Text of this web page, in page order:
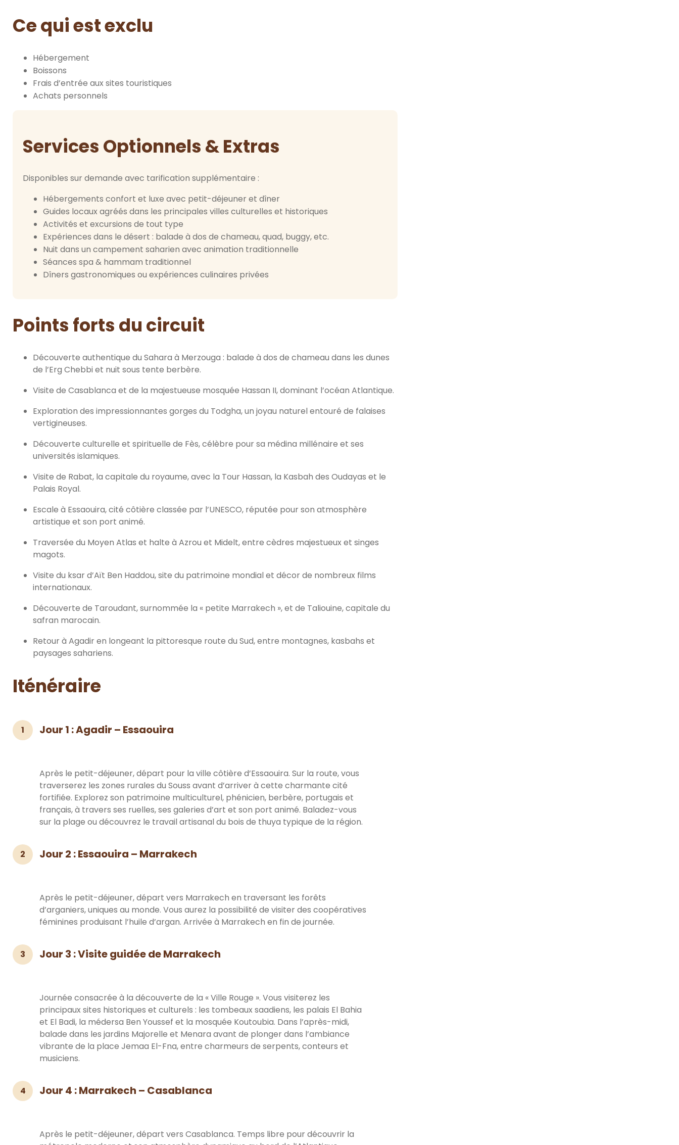
Ce qui est exclu
Hébergement
Boissons
Frais d’entrée aux sites touristiques
Achats personnels
Services Optionnels & Extras
Disponibles sur demande avec tarification supplémentaire :
Hébergements confort et luxe avec petit-déjeuner et dîner
Guides locaux agréés dans les principales villes culturelles et historiques
Activités et excursions de tout type
Expériences dans le désert : balade à dos de chameau, quad, buggy, etc.
Nuit dans un campement saharien avec animation traditionnelle
Séances spa & hammam traditionnel
Dîners gastronomiques ou expériences culinaires privées
Points forts du circuit
Découverte authentique du Sahara à Merzouga : balade à dos de chameau dans les dunes
de l’Erg Chebbi et nuit sous tente berbère.
Visite de Casablanca et de la majestueuse mosquée Hassan II, dominant l’océan Atlantique.
Exploration des impressionnantes gorges du Todgha, un joyau naturel entouré de falaises
vertigineuses.
Découverte culturelle et spirituelle de Fès, célèbre pour sa médina millénaire et ses
universités islamiques.
Visite de Rabat, la capitale du royaume, avec la Tour Hassan, la Kasbah des Oudayas et le
Palais Royal.
Escale à Essaouira, cité côtière classée par l’UNESCO, réputée pour son atmosphère
artistique et son port animé.
Traversée du Moyen Atlas et halte à Azrou et Midelt, entre cèdres majestueux et singes
magots.
Visite du ksar d’Aït Ben Haddou, site du patrimoine mondial et décor de nombreux films
internationaux.
Découverte de Taroudant, surnommée la « petite Marrakech », et de Taliouine, capitale du
safran marocain.
Retour à Agadir en longeant la pittoresque route du Sud, entre montagnes, kasbahs et
paysages sahariens.
Iténéraire
1 Jour 1 : Agadir – Essaouira
Après le petit-déjeuner, départ pour la ville côtière d’Essaouira. Sur la route, vous
traverserez les zones rurales du Souss avant d’arriver à cette charmante cité
fortifiée. Explorez son patrimoine multiculturel, phénicien, berbère, portugais et
français, à travers ses ruelles, ses galeries d’art et son port animé. Baladez-vous
sur la plage ou découvrez le travail artisanal du bois de thuya typique de la région.
2 Jour 2 : Essaouira – Marrakech
Après le petit-déjeuner, départ vers Marrakech en traversant les forêts
d’arganiers, uniques au monde. Vous aurez la possibilité de visiter des coopératives
féminines produisant l’huile d’argan. Arrivée à Marrakech en fin de journée.
3 Jour 3 : Visite guidée de Marrakech
Journée consacrée à la découverte de la « Ville Rouge ». Vous visiterez les
principaux sites historiques et culturels : les tombeaux saadiens, les palais El Bahia
et El Badi, la médersa Ben Youssef et la mosquée Koutoubia. Dans l’après-midi,
balade dans les jardins Majorelle et Menara avant de plonger dans l’ambiance
vibrante de la place Jemaa El-Fna, entre charmeurs de serpents, conteurs et
musiciens.
4 Jour 4 : Marrakech – Casablanca
Après le petit-déjeuner, départ vers Casablanca. Temps libre pour découvrir la